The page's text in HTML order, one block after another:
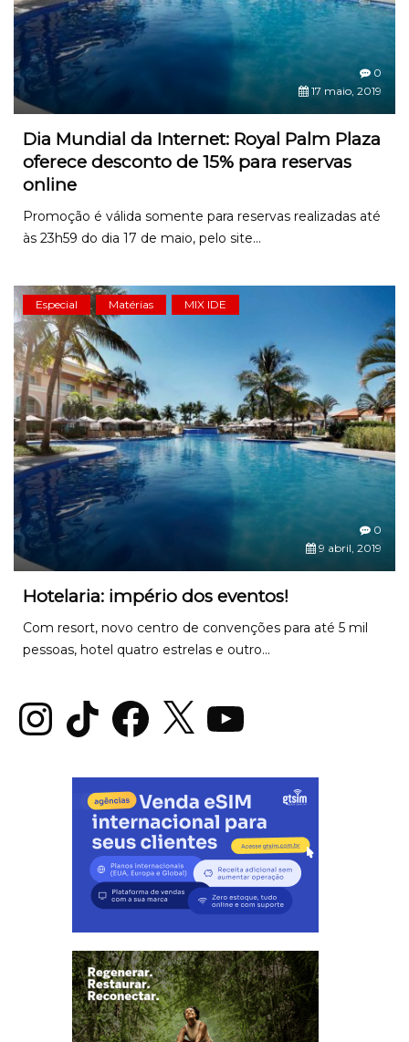
0
17 maio, 2019
Dia Mundial da Internet: Royal Palm Plaza
oferece desconto de 15% para reservas
online
Promoção é válida somente para reservas realizadas até
às 23h59 do dia 17 de maio, pelo site...
Especial Matérias MIX IDE
0
9 abril, 2019
Hotelaria: império dos eventos!
Com resort, novo centro de convenções para até 5 mil
pessoas, hotel quatro estrelas e outro...
InstagramTikTok Facebook
X YouTube